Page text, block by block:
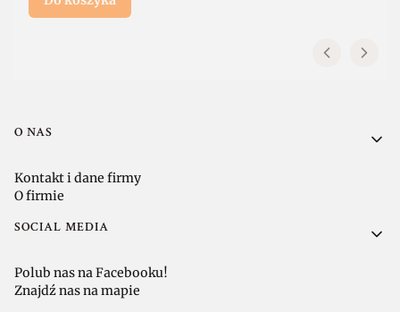
Linki w stopce
O NAS
Kontakt i dane firmy
O firmie
SOCIAL MEDIA
Polub nas na Facebooku!
Znajdź nas na mapie